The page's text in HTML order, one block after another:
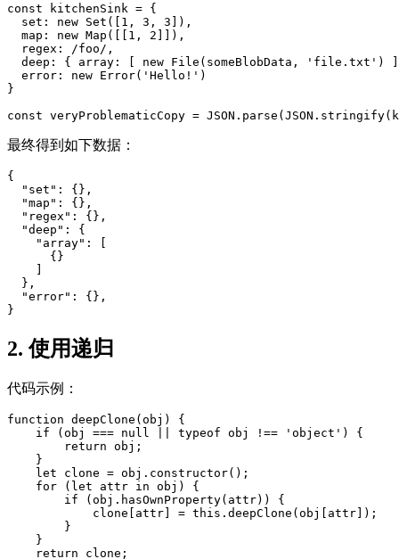
const kitchenSink = {
  set: new Set([1, 3, 3]),
  map: new Map([[1, 2]]),
  regex: /foo/,
deep: { array: [ new File(someBlobData, 'file.txt')
  error: new Error('Hello!')
}
const veryProblematicCopy =
最终得到如下数据：
{
  "set": {},
  "map": {},
  "regex": {},
  "deep": {
    "array": [
      {}
    ]
  },
  "error": {},
}
2. 使用递归
代码示例：
function deepClone(obj) {
    if (obj === null || typeof obj !== 'object') {
        return obj;
    }
    let clone = obj.constructor();
    for (let attr in obj) {
        if (obj.hasOwnProperty(attr)) {
            clone[attr] = this.deepClone(obj[attr]);
        }
    }
    return clone;